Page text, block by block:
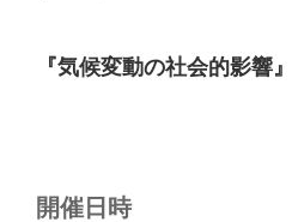
『気候変動の社会的影響』
開催日時